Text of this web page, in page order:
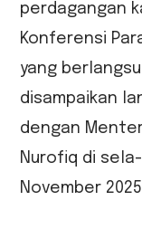
perdagangan
Konferensi
yang
disampaikan
dengan
Nurofiq di
November